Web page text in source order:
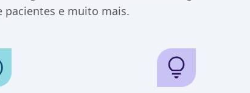
e muito mais.